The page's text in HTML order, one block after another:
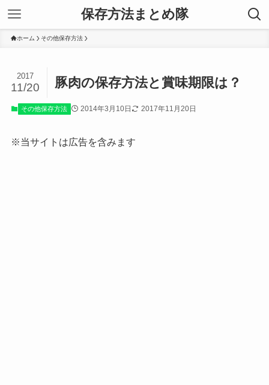
保存方法まとめ隊
ホーム その他保存方法
豚肉の保存方法と賞味期限は？
2017
11/20
その他保存方法 2014年3月10日 2017年11月20日
※当サイトは広告を含みます